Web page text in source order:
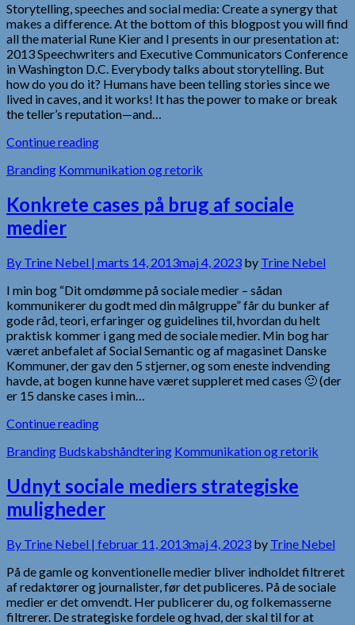
Storytelling, speeches and social media: Create a synergy that
makes a difference. At the bottom of this blogpost you will find
all the material Rune Kier and I presents in our presentation at:
2013 Speechwriters and Executive Communicators Conference
in Washington D.C. Everybody talks about storytelling. But
how do you do it? Humans have been telling stories since we
lived in caves, and it works! It has the power to make or break
the teller’s reputation—and…
Continue reading
Branding Kommunikation og retorik
Konkrete cases på brug af sociale
medier
By Trine Nebel | marts 14, 2013maj 4, 2023 by Trine Nebel
I min bog “Dit omdømme på sociale medier – sådan
kommunikerer du godt med din målgruppe” får du bunker af
gode råd, teori, erfaringer og guidelines til, hvordan du helt
praktisk kommer i gang med de sociale medier. Min bog har
været anbefalet af Social Semantic og af magasinet Danske
Kommuner, der gav den 5 stjerner, og som eneste indvending
havde, at bogen kunne have været suppleret med cases 🙂 (der
er 15 danske cases i min…
Continue reading
Branding Budskabshåndtering Kommunikation og retorik
Udnyt sociale mediers strategiske
muligheder
By Trine Nebel | februar 11, 2013maj 4, 2023 by Trine Nebel
På de gamle og konventionelle medier bliver indholdet filtreret
af redaktører og journalister, før det publiceres. På de sociale
medier er det omvendt. Her publicerer du, og folkemasserne
filtrerer. De strategiske fordele og hvad, der skal til for at